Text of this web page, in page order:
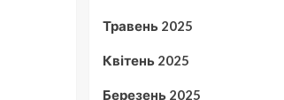
Травень 2025
Квітень 2025
Березень 2025